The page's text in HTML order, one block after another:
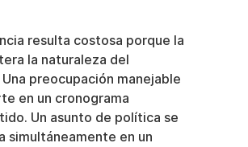
resulta costosa porque la
la naturaleza del
preocupación manejable
en un cronograma
Un asunto de política se
simultáneamente en un